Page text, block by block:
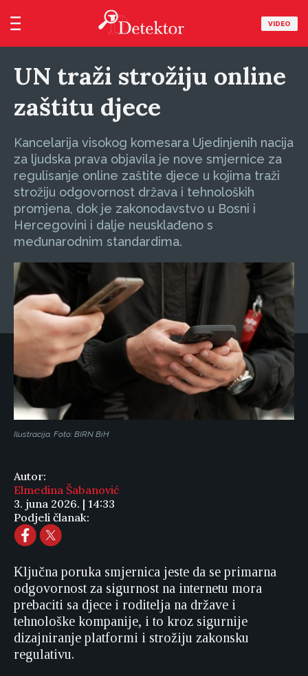
VIDEO
UN traži strožiju online
zaštitu djece
Kancelarija visokog komesara Ujedinjenih nacija
za ljudska prava objavila je nove smjernice za
regulisanje online zaštite djece u kojima traži
strožiju odgovornost država i tehnoloških
promjena, dok je zakonodavstvo u Bosni i
Hercegovini i dalje neusklađeno s
međunarodnim standardima.
Ilustracija. Foto: BIRN BiH
Autor:
Elmedina Šabanović
3. juna 2026. | 14:33
Podjeli članak:
Ključna poruka smjernica jeste da se primarna
odgovornost za sigurnost na internetu mora
prebaciti sa djece i roditelja na države i
tehnološke kompanije, i to kroz sigurnije
dizajniranje platformi i strožiju zakonsku
regulativu.